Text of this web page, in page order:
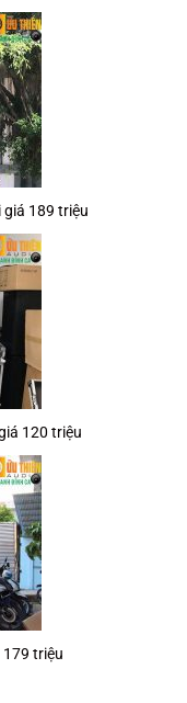
giá 189 triệu
120 triệu
triệu